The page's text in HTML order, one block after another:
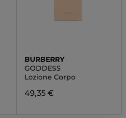
BURBERRY
GODDESS
Lozione Corpo
49,35 €